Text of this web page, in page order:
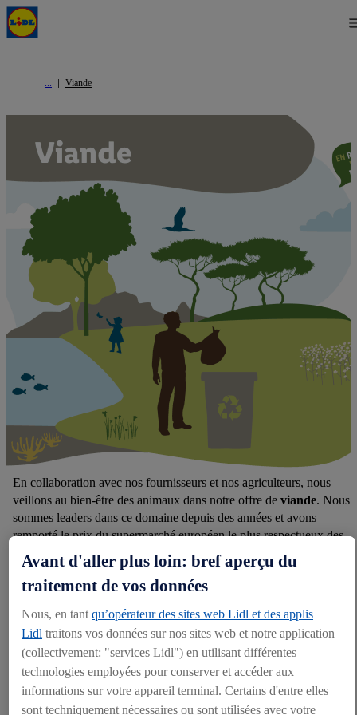
Viande
En collaboration avec nos fournisseurs et nos agriculteurs, nous
veillons au bien-être des animaux dans notre offre de viande. Nous
sommes leaders dans ce domaine depuis des années et avons
remporté le prix du supermarché européen le plus respectueux des
animaux en 2015.
NOTRE PARTICIPATION À
ON SUSTAINABLE BEEF
Depuis 2023, Lidl Stiftung & Co. KG est membre de la Global
Roundtable on Sustainable Beef. Nous participons activement à la
GRSB afin de promouvoir de bonnes solutions M&V en ce qui
concerne la viande de bœuf en provenance d’Amérique du Sud et
Avant d'aller plus loin: bref aperçu du
traitement de vos données
Nous, en tant qu’opérateur des sites web Lidl et des applis
Lidl traitons vos données sur nos sites web et notre application
(collectivement: "services Lidl") en utilisant différentes
technologies employées pour conserver et accéder aux
informations sur votre appareil terminal. Certains d'entre elles
sont techniquement nécessaires ou sont utilisées avec votre